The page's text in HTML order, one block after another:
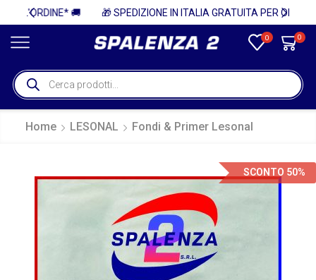
🎁 SPEDIZIONE IN ITALIA GRATUITA PER ORDINI SUPERIORI A 750€ + IVA 🎁
0 0
Home LESONAL Fondi & Primer Lesonal
SCONTO 50%